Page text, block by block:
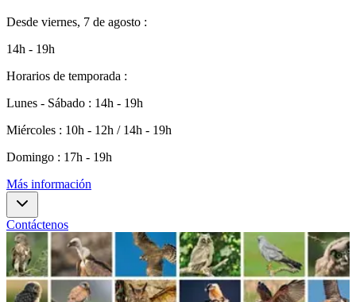
Desde viernes, 7 de agosto :
14h - 19h
Horarios de temporada :
Lunes - Sábado : 14h - 19h
Miércoles : 10h - 12h / 14h - 19h
Domingo : 17h - 19h
Más información
Contáctenos